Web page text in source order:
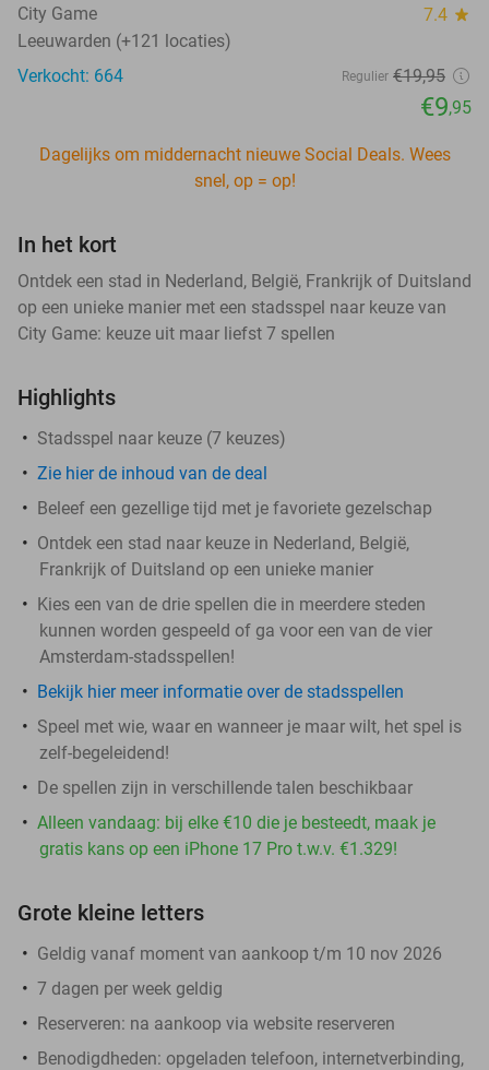
City Game 7.4 star
Leeuwarden (+121 locaties)
Verkocht: 664
Regulier €19,95
€9,95
Dagelijks om middernacht nieuwe Social Deals. Wees
snel, op = op!
In het kort
Ontdek een stad in Nederland, België, Frankrijk of Duitsland
op een unieke manier met een stadsspel naar keuze van
City Game: keuze uit maar liefst 7 spellen
Highlights
Stadsspel naar keuze (7 keuzes)
Zie hier de inhoud van de deal
Beleef een gezellige tijd met je favoriete gezelschap
Ontdek een stad naar keuze in Nederland, België,
Frankrijk of Duitsland op een unieke manier
Kies een van de drie spellen die in meerdere steden
kunnen worden gespeeld of ga voor een van de vier
Amsterdam-stadsspellen!
Bekijk hier meer informatie over de stadsspellen
Speel met wie, waar en wanneer je maar wilt, het spel is
zelf-begeleidend!
De spellen zijn in verschillende talen beschikbaar
Alleen vandaag: bij elke €10 die je besteedt, maak je
gratis kans op een iPhone 17 Pro t.w.v. €1.329!
Grote kleine letters
Geldig vanaf moment van aankoop t/m 10 nov 2026
7 dagen per week geldig
Reserveren: na aankoop via website reserveren
Benodigdheden: opgeladen telefoon, internetverbinding,